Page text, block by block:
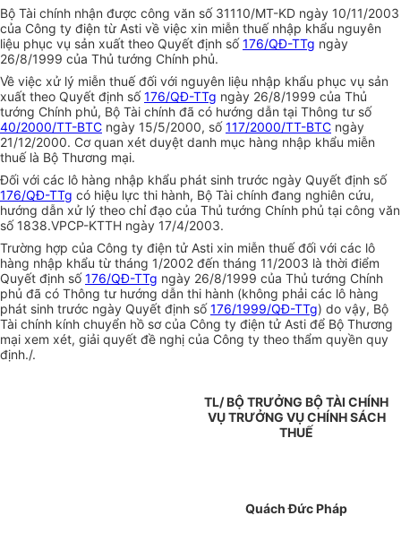
Bộ Tài chính nhận được công văn số 31110/MT-KD ngày 10/11/2003
của Công ty điện từ Asti về việc xin miễn thuế nhập khẩu nguyên
liệu phục vụ sản xuất theo Quyết định số176/QĐ-TTg ngày
26/8/1999 của Thủ tướng Chính phủ.
Về việc xử lý miễn thuế đối với nguyên liệu nhập khẩu phục vụ sản
xuất theo Quyết định số176/QĐ-TTg ngày 26/8/1999 của Thủ
tướng Chính phủ, Bộ Tài chính đã có hướng dẫn tại Thông tư số
40/2000/TT-BTC ngày 15/5/2000, số117/2000/TT-BTC ngày
21/12/2000. Cơ quan xét duyệt danh mục hàng nhập khẩu miễn
thuế là Bộ Thương mại.
Đối với các lô hàng nhập khẩu phát sinh trước ngày Quyết định số
176/QĐ-TTg có hiệu lực thi hành, Bộ Tài chính đang nghiên cứu,
hướng dẫn xử lý theo chỉ đạo của Thủ tướng Chính phủ tại công văn
số 1838.VPCP-KTTH ngày 17/4/2003.
Trường hợp của Công ty điện tử Asti xin miễn thuế đối với các lô
hàng nhập khẩu từ tháng 1/2002 đến tháng 11/2003 là thời điểm
Quyết định số176/QĐ-TTg ngày 26/8/1999 của Thủ tướng Chính
phủ đã có Thông tư hướng dẫn thi hành (không phải các lô hàng
phát sinh trước ngày Quyết định số176/1999/QĐ-TTg) do vậy, Bộ
Tài chính kính chuyển hồ sơ của Công ty điện tử Asti để Bộ Thương
mại xem xét, giải quyết đề nghị của Công ty theo thẩm quyền quy
định./.
TL/ BỘ TRƯỞNG BỘ TÀI CHÍNH
VỤ TRƯỞNG VỤ CHÍNH SÁCH
THUẾ
Quách Đức Pháp